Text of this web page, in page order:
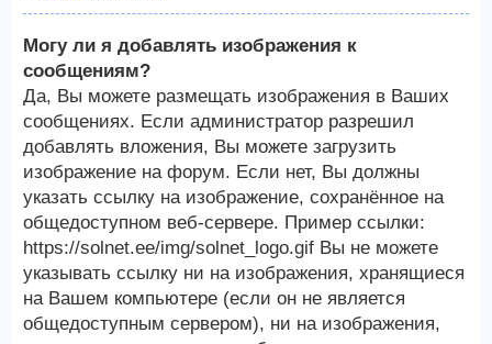
Могу ли я добавлять изображения к
сообщениям?
Да, Вы можете размещать изображения в Ваших
сообщениях. Если администратор разрешил
добавлять вложения, Вы можете загрузить
изображение на форум. Если нет, Вы должны
указать ссылку на изображение, сохранённое на
общедоступном веб-сервере. Пример ссылки:
https://solnet.ee/img/solnet_logo.gif Вы не можете
указывать ссылку ни на изображения, хранящиеся
на Вашем компьютере (если он не является
общедоступным сервером), ни на изображения,